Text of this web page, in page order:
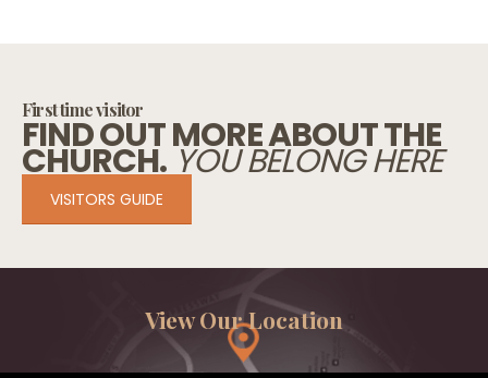
First time visitor
FIND OUT MORE ABOUT THE
CHURCH.YOU BELONG HERE
VISITORS GUIDE
View Our Location